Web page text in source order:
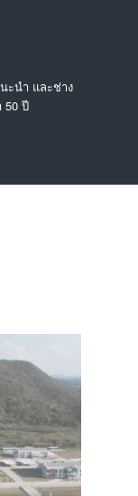
ะนำ และช่าง
50 ปี